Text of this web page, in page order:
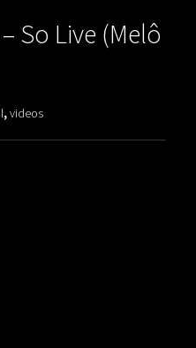
So Live (Melô
,videos